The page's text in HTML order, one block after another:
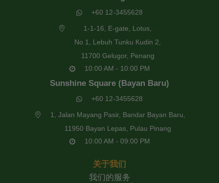
+60 12-3455628
1-1-16, E-gate, Lotus,
No 1, Lebuh Tunku Kudin 2,
11700 Gelugor, Penang
10:00 AM - 10:00 PM
Sunshine Square (Bayan Baru)
+60 12-3455628
1, Jalan Mayang Pasir, Bandar Bayan Baru,
11950 Bayan Lepas, Pulau Pinang
10:00 AM - 09:00 PM
关于我们
我们的服务